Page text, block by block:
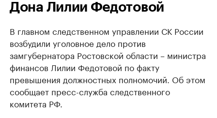
Дона Лилии Федотовой
В главном следственном управлении СК России
возбудили уголовное дело против
замгубернатора Ростовской области – министра
финансов Лилии Федотовой по факту
превышения должностных полномочий. Об этом
сообщает пресс-служба следственного
комитета РФ.